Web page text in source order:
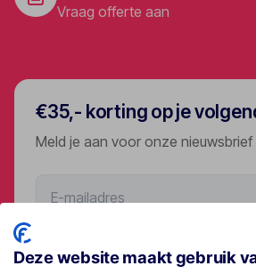
Vraag offerte aan
€35,- korting op je
Meld je aan voor onze nieuwsbrief
Deze website maakt gebruik